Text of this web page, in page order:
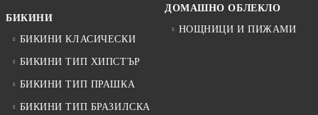
БИКИНИ
БИКИНИ КЛАСИЧЕСКИ
БИКИНИ ТИП ХИПСТЪР
БИКИНИ ТИП ПРАШКА
БИКИНИ ТИП БРАЗИЛСКА
ДОМАШНО ОБЛЕКЛО
НОЩНИЦИ И ПИЖАМИ